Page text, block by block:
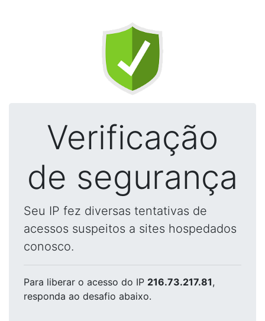
Verificação
de segurança
Seu IP fez diversas tentativas de
acessos suspeitos a sites hospedados
conosco.
Para liberar o acesso do IP 216.73.217.81,
responda ao desafio abaixo.